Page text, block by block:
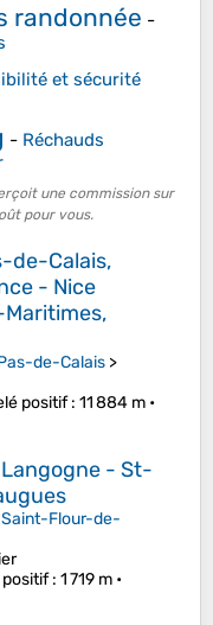
randonnée -
et sécurité
- Réchauds
une commission sur
pour vous.
de-Calais,
- Nice
de-Calais >
positif: 11 884 m •
Langogne - St-
Saint-Flour-de-
positif: 1 719 m •